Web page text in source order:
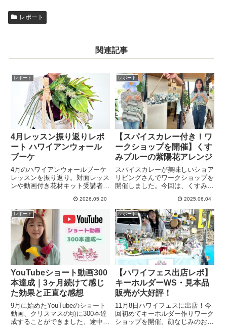
レポート
関連記事
レポート
4月レッスン振り返りレポ
ート ハワイアンウォール
ブーケ
4月のハワイアンウォールブーケ
レッスンを振り返り。対面レッス
ンや動画付き花材キット受講者さ
ポートします。このブーケはすご
く立体的に仕上がるので、壁にか
けると存在感抜群です。皆様それ
ぞれ素敵な作品になりました。
2026.05.20
レポート
【スパイスカレー付き！ワ
ークショップを開催】くす
みブルーの紫陽花アレンジ
スパイスカレーが美味しいショア
リビングさんでワークショップを
開催しました。今回は、くすみブ
ントです。くすんだブルーの紫陽
花の造花に感動していただき、５
種類の紫陽花を使って素敵なフッ
クハンガーを作りました。
2025.06.04
レポート
YouTubeショート動画300
本達成｜3ヶ月続けて感じ
た効果と正直な感想
9月に始めたYouTubeのショート
動画、クリスマスの頃に300本達
成することができました、途中ネ
レポート
【ハワイフェス出店レポ】
キーホルダーWS・見本品
販売が大好評！
11月8日ハワイフェスに出店！今
回初めてキーホルダー作りワーク
ショップを開催。顔なじみのお客